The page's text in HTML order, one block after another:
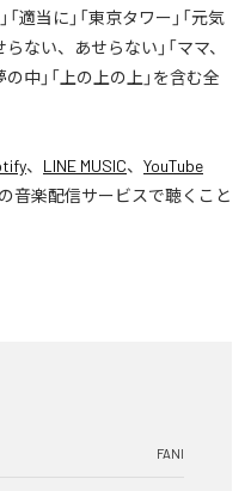
「適当に」「東京タワー」「元気
ない、あせらない」「ママ、
中」「上の上の上」を含む全
、 LINE MUSIC、 YouTube
音楽配信サービスで聴くこと
FANI